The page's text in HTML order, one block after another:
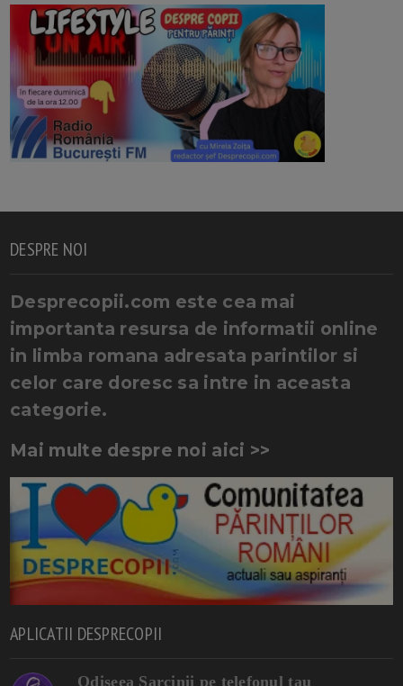
DESPRE NOI
Desprecopii.com este cea mai
importanta resursa de informatii online
in limba romana adresata parintilor si
celor care doresc sa intre in aceasta
categorie.
Mai multe despre noi aici >>
APLICATII DESPRECOPII
Odiseea Sarcinii pe telefonul tau